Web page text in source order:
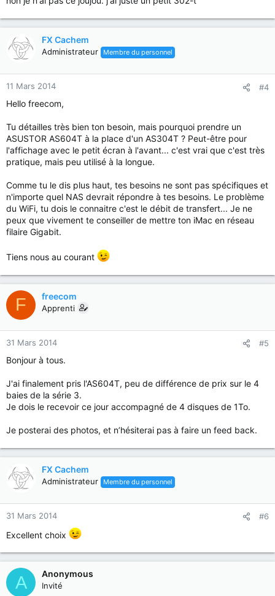
FX Cachem
Administrateur Membre du personnel
11 Mars 2014 #4
Hello freecom,
Tu détailles très bien ton besoin, mais pourquoi prendre un
ASUSTOR AS604T à la place d'un AS304T ? Peut-être pour
l'affichage avec le petit écran à l'avant... c'est vrai que c'est très
pratique, mais peu utilisé à la longue.
Comme tu le dis plus haut, tes besoins ne sont pas spécifiques et
n'importe quel NAS devrait répondre à tes besoins. Le problème
du WiFi, tu dois le connaitre c'est le débit de transfert... Je ne
peux que vivement te conseiller de mettre ton iMac en réseau
filaire Gigabit.
Tiens nous au courant
F freecom
Apprenti
31 Mars 2014 #5
Bonjour à tous.
J'ai finalement pris l'AS604T, peu de différence de prix sur le 4
baies de la série 3.
Je dois le recevoir ce jour accompagné de 4 disques de 1To.
Je posterai des photos, et n’hésiterai pas à faire un feed back.
FX Cachem
Administrateur Membre du personnel
31 Mars 2014 #6
Excellent choix
A Anonymous
Invité